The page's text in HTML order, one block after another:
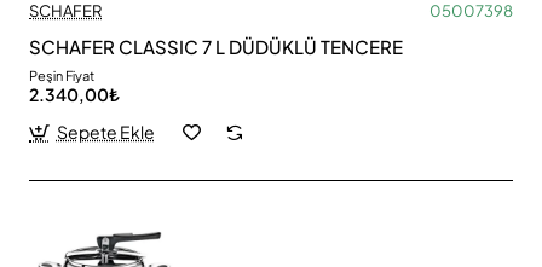
SCHAFER 05007398
SCHAFER CLASSIC 7 L DÜDÜKLÜ TENCERE
Peşin Fiyat
2.340,00₺
Sepete Ekle